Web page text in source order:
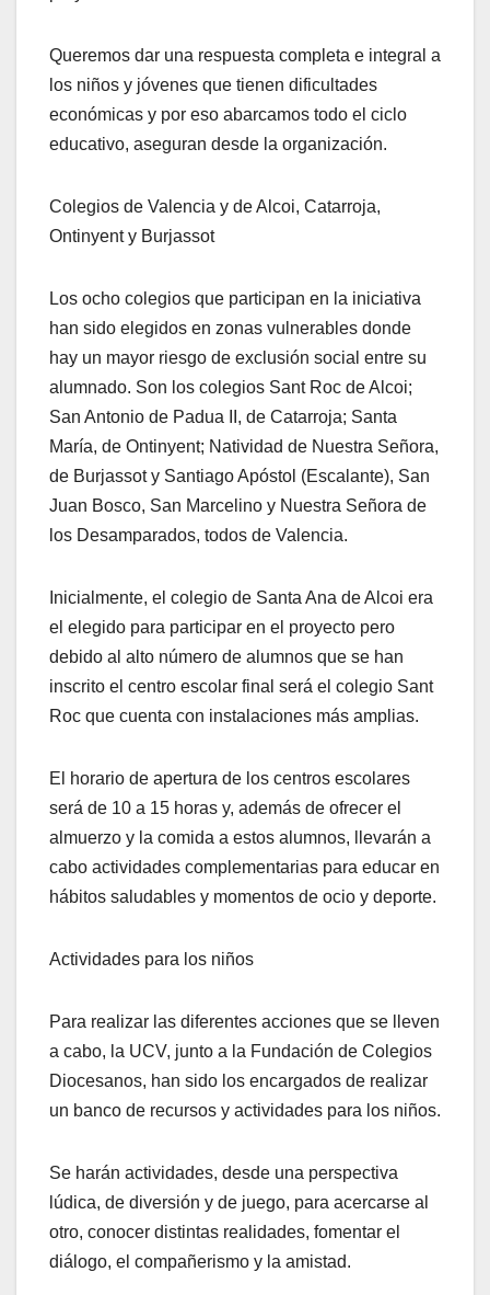
Queremos dar una respuesta completa e integral a
los niños y jóvenes que tienen dificultades
económicas y por eso abarcamos todo el ciclo
educativo, aseguran desde la organización.
Colegios de Valencia y de Alcoi, Catarroja,
Ontinyent y Burjassot
Los ocho colegios que participan en la iniciativa
han sido elegidos en zonas vulnerables donde
hay un mayor riesgo de exclusión social entre su
alumnado. Son los colegios Sant Roc de Alcoi;
San Antonio de Padua II, de Catarroja; Santa
María, de Ontinyent; Natividad de Nuestra Señora,
de Burjassot y Santiago Apóstol (Escalante), San
Juan Bosco, San Marcelino y Nuestra Señora de
los Desamparados, todos de Valencia.
Inicialmente, el colegio de Santa Ana de Alcoi era
el elegido para participar en el proyecto pero
debido al alto número de alumnos que se han
inscrito el centro escolar final será el colegio Sant
Roc que cuenta con instalaciones más amplias.
El horario de apertura de los centros escolares
será de 10 a 15 horas y, además de ofrecer el
almuerzo y la comida a estos alumnos, llevarán a
cabo actividades complementarias para educar en
hábitos saludables y momentos de ocio y deporte.
Actividades para los niños
Para realizar las diferentes acciones que se lleven
a cabo, la UCV, junto a la Fundación de Colegios
Diocesanos, han sido los encargados de realizar
un banco de recursos y actividades para los niños.
Se harán actividades, desde una perspectiva
lúdica, de diversión y de juego, para acercarse al
otro, conocer distintas realidades, fomentar el
diálogo, el compañerismo y la amistad.